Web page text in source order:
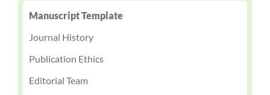
Manuscript Template
Journal History
Publication Ethics
Editorial Team